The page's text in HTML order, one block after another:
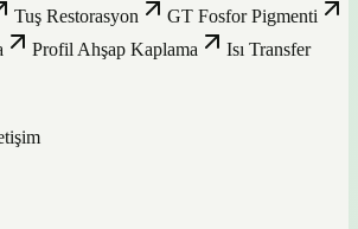
Tuş Restorasyon
GT Fosfor Pigmenti
Profil Ahşap Kaplama
Isı Transfer